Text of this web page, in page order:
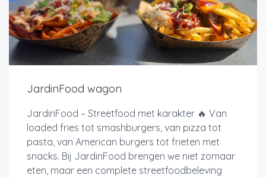
JardinFood wagon
JardinFood – Streetfood met karakter 🔥 Van
loaded fries tot smashburgers, van pizza tot
pasta, van American burgers tot frieten met
snacks. Bij JardinFood brengen we niet zomaar
eten, maar een complete streetfoodbeleving